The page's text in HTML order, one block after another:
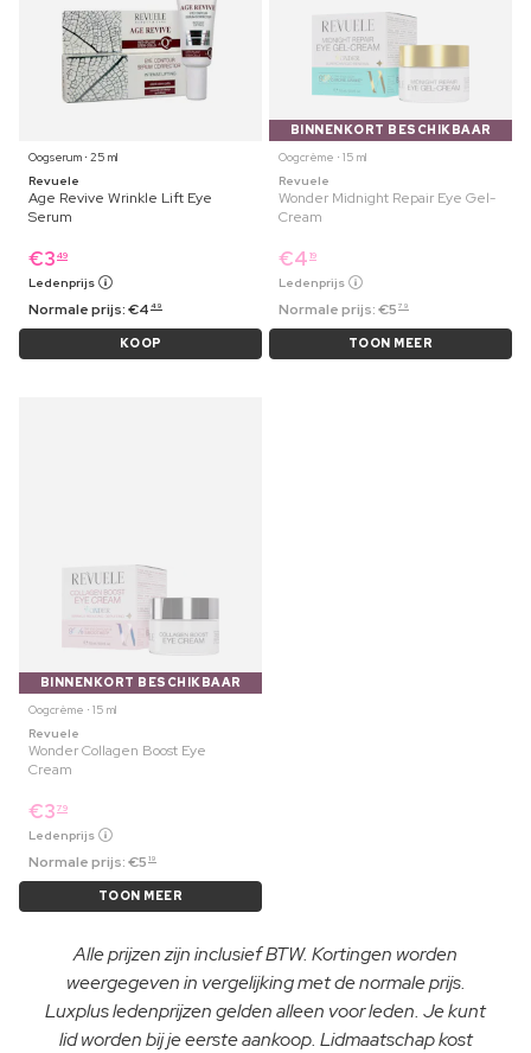
Oogserum ⋅ 25 ml
Revuele
Age Revive Wrinkle Lift Eye
Serum
€3 49
Ledenprijs
Normale prijs:€4 49
KOOP
BINNENKORT BESCHIKBAAR
Oogcrème ⋅ 15 ml
Revuele
Wonder Midnight Repair Eye Gel-
Cream
€4 19
Ledenprijs
Normale prijs:€5 79
TOON MEER
BINNENKORT BESCHIKBAAR
Oogcrème ⋅ 15 ml
Revuele
Wonder Collagen Boost Eye
Cream
€3 79
Ledenprijs
Normale prijs:€5 19
TOON MEER
Alle prijzen zijn inclusief BTW. Kortingen worden
weergegeven in vergelijking met de normale prijs.
Luxplus ledenprijzen gelden alleen voor leden. Je kunt
lid worden bij je eerste aankoop. Lidmaatschap kost